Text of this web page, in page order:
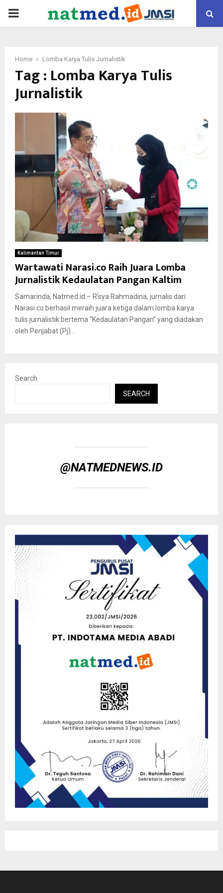
PRIMARY
Home Lomba Karya Tulis Jurnalistik
Tag : Lomba Karya Tulis
Jurnalistik
Kalimantan Timur
Wartawati Narasi.co Raih Juara Lomba
Jurnalistik Kedaulatan Pangan Kaltim
Samarinda, Natmed.id – R’sya Rahmadina, jurnalis dari
Narasi.co berhasil meraih juara ketiga dalam lomba karya
tulis jurnalistik bertema “Kedaulatan Pangan” yang diadakan
oleh Penjabat (Pj)...
Search
SEARCH
@NATMEDNEWS.ID